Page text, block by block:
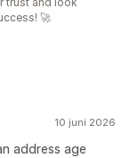
🚀
10 juni 2026
address age